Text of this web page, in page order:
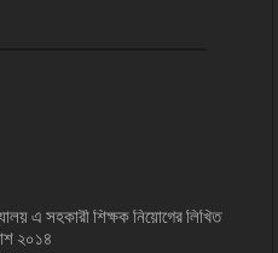
এ সহকারী শিক্ষক নিয়োগের লিখিত
২০১৪